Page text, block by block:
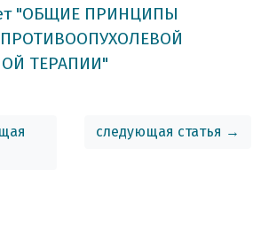
"ОБЩИЕ ПРИНЦИПЫ
ТЕРАПИИ"
следующая статья →